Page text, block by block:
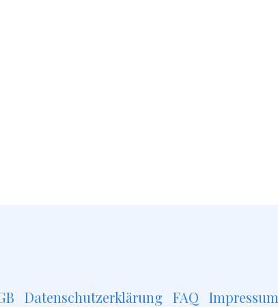
Datenschutzerklärung FAQ Impressum